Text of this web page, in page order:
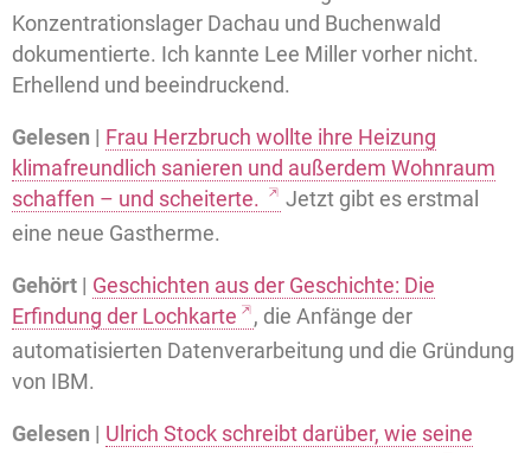
Konzentrationslager Dachau und Buchenwald
dokumentierte. Ich kannte Lee Miller vorher nicht.
Erhellend und beeindruckend.
Gelesen | Frau Herzbruch wollte ihre Heizung
klimafreundlich sanieren und außerdem Wohnraum
schaffen – und scheiterte.
Jetzt gibt es erstmal
eine neue Gastherme.
Gehört | Geschichten aus der Geschichte: Die
Erfindung der Lochkarte
, die Anfänge der
automatisierten Datenverarbeitung und die Gründung
von IBM.
Gelesen | Ulrich Stock schreibt darüber, wie seine